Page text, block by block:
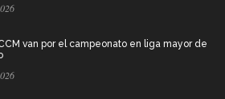
van por el campeonato en liga mayor de